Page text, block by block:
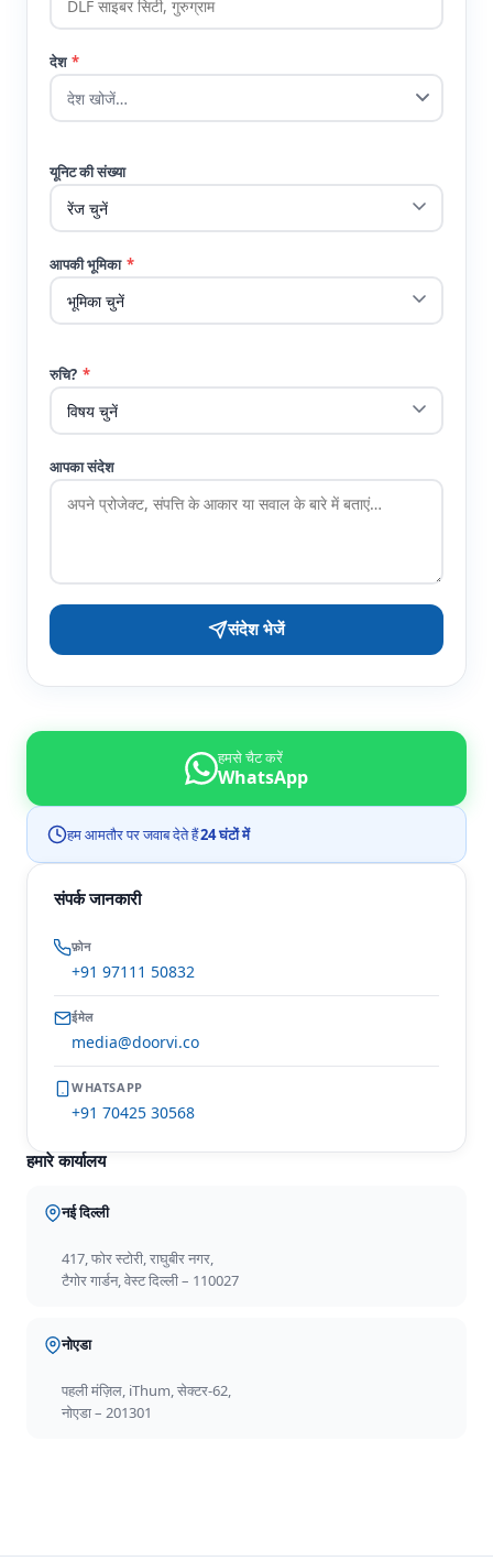
देश *
यूनिट की संख्या
आपकी भूमिका *
रुचि? *
आपका संदेश
संदेश भेजें
हमसे चैट करें
WhatsApp
हम आमतौर पर जवाब देते हैं24 घंटों में
संपर्क जानकारी
फ़ोन
+91 97111 50832
ईमेल
media@doorvi.co
WHATSAPP
+91 70425 30568
हमारे कार्यालय
नई दिल्ली
417, फोर स्टोरी, राघुबीर नगर,
टैगोर गार्डन, वेस्ट दिल्ली – 110027
नोएडा
पहली मंज़िल, iThum, सेक्टर-62,
नोएडा – 201301